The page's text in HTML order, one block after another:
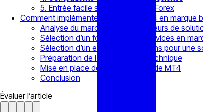
5. Entrée facile sur le marché du Forex
Comment implémenter la solution MT4 en marque
Analyse du marché des fournisseurs de
Sélection d’un fournisseur de services en
Sélection d’un ensemble d’options pour une
Préparation de l’infrastructure technique
Mise en place des composants de MT4
Conclusion
Évaluer l’article